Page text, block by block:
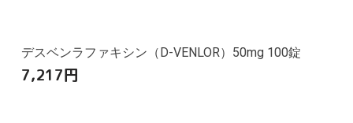
デスベンラファキシン（D-VENLOR）50mg 100錠
7,217円